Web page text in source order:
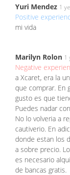
Yuri Mendez 1
Positive
mi vida
Marilyn Rolon 1
Negative
a Xcaret, era la
que comprar. En
gusto es que
Puedes nadar
No lo volveria a
cautiverio. En
donde estan los
a sobre precio.
es necesario
de bancas gratis.